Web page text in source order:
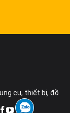
cụ, thiết bị, đồ